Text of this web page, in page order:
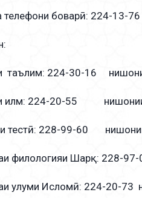
телефони боварӣ: 224-13-76
таълим: 224-30-16
илм: 224-20-55 нишонии
тестӣ: 228-99-60
филологияи Шарқ: 228-
улуми Исломӣ: 224-20-73